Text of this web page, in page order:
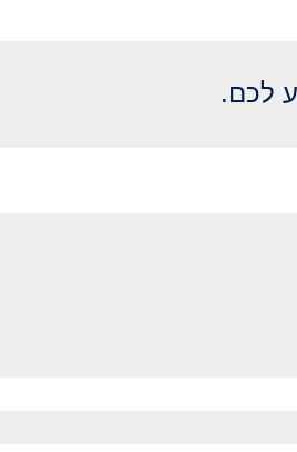
לכם.